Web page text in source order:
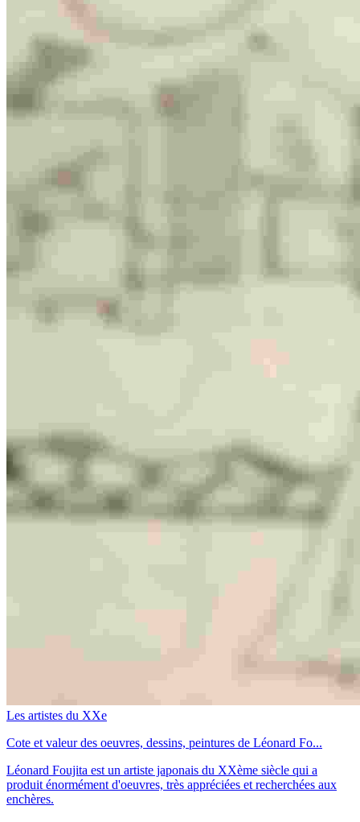
Les artistes du XXe
Cote et valeur des oeuvres, dessins, peintures de Léonard Fo...
Léonard Foujita est un artiste japonais du XXème siècle qui a
produit énormément d'oeuvres, très appréciées et recherchées aux
enchères.